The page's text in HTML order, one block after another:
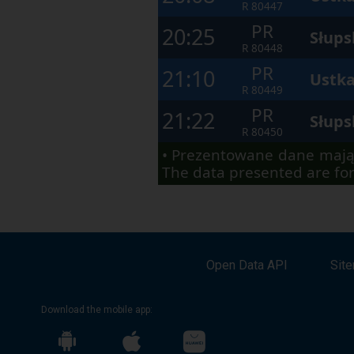
R 80447
20:25
PR
R 80448
21:10
PR
R 80449
21:22
PR
R 80450
• Prezentowane dane
The data presented are
Open Data API
Download the mobile app:
window.